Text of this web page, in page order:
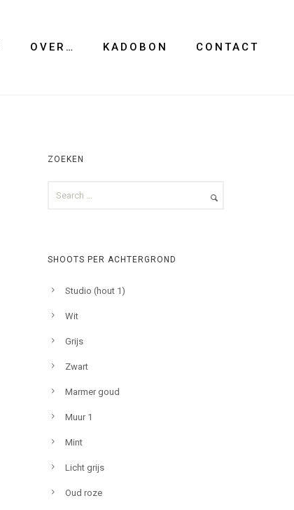
OVER… KADOBON CONTACT
ZOEKEN
SHOOTS PER ACHTERGROND
Studio (hout 1)
Wit
Grijs
Zwart
Marmer goud
Muur 1
Mint
Licht grijs
Oud roze